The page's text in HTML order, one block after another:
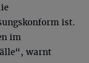
ist.
im
warnt